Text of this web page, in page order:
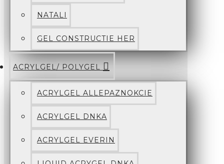
NATALI
GEL CONSTRUCTIE HER
ACRYLGEL/ POLYGEL
ACRYLGEL ALLEPAZNOKCIE
ACRYLGEL DNKA
ACRYLGEL EVERIN